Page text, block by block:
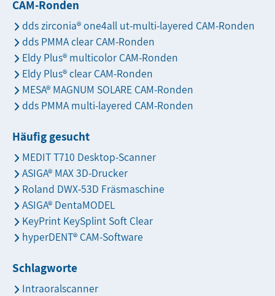
CAM-Ronden
dds zirconia® one4all ut-multi-layered CAM-Ronden
dds PMMA clear CAM-Ronden
Eldy Plus® multicolor CAM-Ronden
Eldy Plus® clear CAM-Ronden
MESA® MAGNUM SOLARE CAM-Ronden
dds PMMA multi-layered CAM-Ronden
Häufig gesucht
MEDIT T710 Desktop-Scanner
ASIGA® MAX 3D-Drucker
Roland DWX-53D Fräsmaschine
ASIGA® DentaMODEL
KeyPrint KeySplint Soft Clear
hyperDENT® CAM-Software
Schlagworte
Intraoralscanner